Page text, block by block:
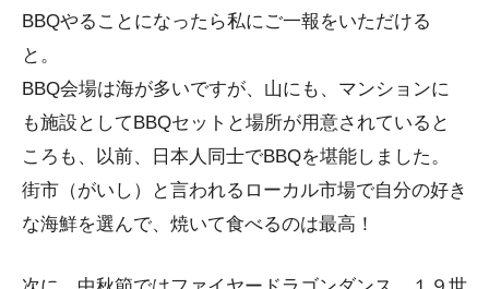
BBQやることになったら私にご一報をいただける
と。
BBQ会場は海が多いですが、山にも、マンションに
も施設としてBBQセットと場所が用意されていると
ころも、以前、日本人同士でBBQを堪能しました。
街市（がいし）と言われるローカル市場で自分の好き
な海鮮を選んで、焼いて食べるのは最高！